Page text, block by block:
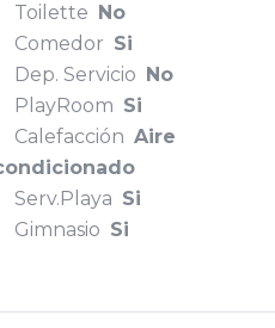
Toilette No
Comedor Si
Dep. Servicio No
PlayRoom Si
Calefacción Aire
Serv.Playa Si
Gimnasio Si